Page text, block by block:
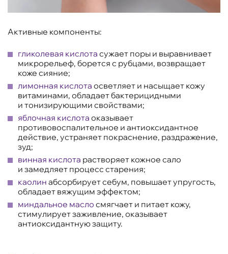
Активные компоненты:
гликолевая кислота сужает поры и выравнивает
микрорельеф, борется с рубцами, возвращает
коже сияние;
лимонная кислота осветляет и насыщает кожу
витаминами, обладает бактерицидными
и тонизирующими свойствами;
яблочная кислота оказывает
противовоспалительное и антиоксидантное
действие, устраняет покраснение, раздражение,
зуд;
винная кислота растворяет кожное сало
и замедляет процесс старения;
каолин абсорбирует себум, повышает упругость,
обладает вяжущим эффектом;
миндальное масло смягчает и питает кожу,
стимулирует заживление, оказывает
антиоксидантную защиту.